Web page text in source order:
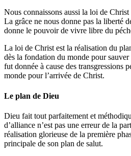
Nous connaissons aussi la loi de
La grâce ne nous donne pas la liberté
donne le pouvoir de vivre libre du
La loi de Christ est la réalisation du
dès la fondation du monde pour
fut donnée à cause des transgressions
monde pour l’arrivée de Christ.
Le plan de Dieu
Dieu fait tout parfaitement et
d’alliance n’est pas une erreur de la
réalisation glorieuse de la première
principale de son plan de salut.